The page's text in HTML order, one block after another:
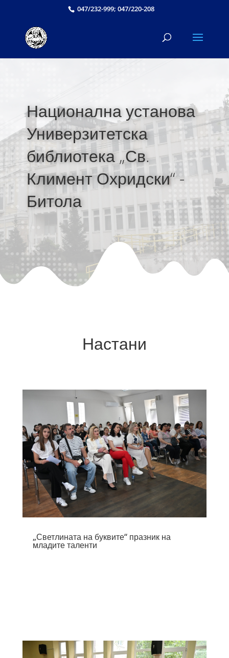
047/232-999; 047/220-208
Национална установа
Универзитетска
библиотека „Св.
Климент Охридски“ -
Битола
Настани
„Светлината на буквите“ празник на
младите таленти